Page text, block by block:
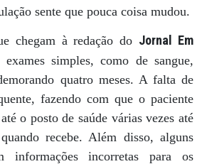
sente que pouca coisa mudou.
chegam à redação do Jornal Em
simples, como de sangue,
quatro meses. A falta de
fazendo com que o paciente
o posto de saúde várias vezes até
recebe. Além disso, alguns
informações incorretas para os